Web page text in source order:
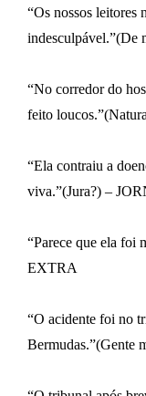
“Os nossos leitores
“No corredor do
feito
“Ela contraiu a
viva.”(Jura?) –
“Parece que ela foi
EXTRA
“O acidente foi no
Bermudas.”(Gente